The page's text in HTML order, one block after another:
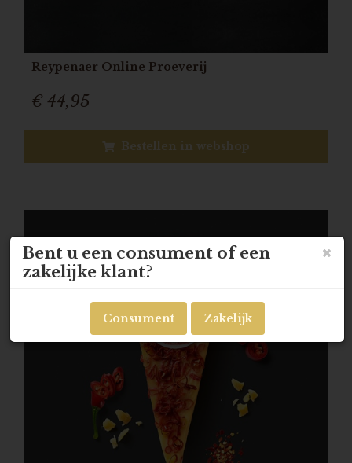
Reypenaer Online Proeverij
€ 44,95
Bestellen in webshop
Consument Zakelijk
Bent u een consument of een
zakelijke klant?